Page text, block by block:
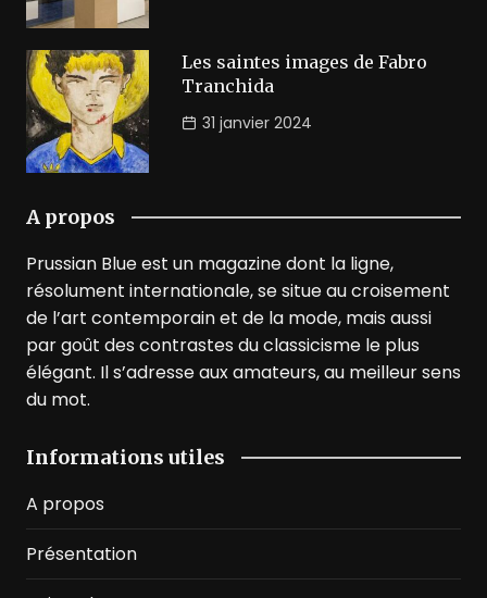
Les saintes images de Fabro
Tranchida
31 janvier 2024
A propos
Prussian Blue est un magazine dont la ligne,
résolument internationale, se situe au croisement
de l’art contemporain et de la mode, mais aussi
par goût des contrastes du classicisme le plus
élégant. Il s’adresse aux amateurs, au meilleur sens
du mot.
Informations utiles
A propos
Présentation